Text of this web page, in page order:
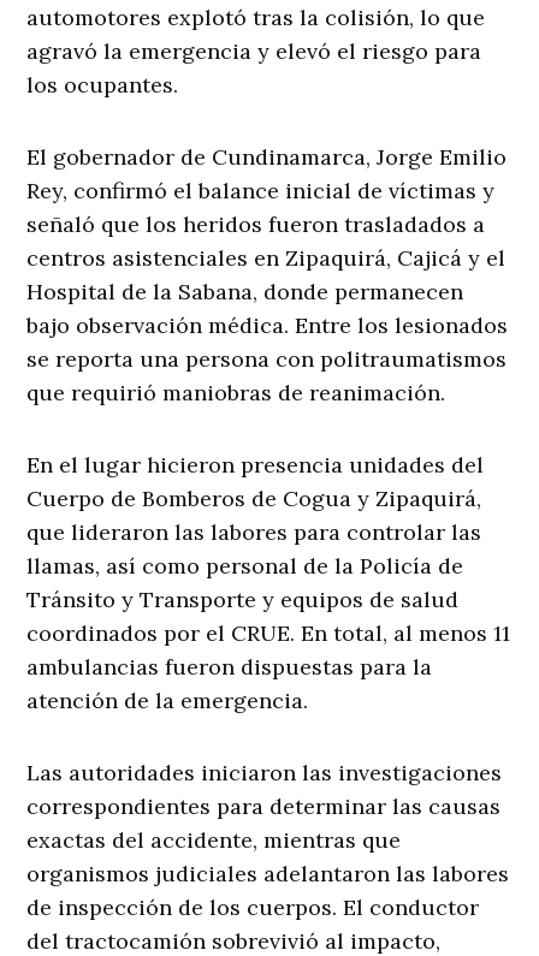
automotores explotó tras la colisión, lo que
agravó la emergencia y elevó el riesgo para
los ocupantes.
El gobernador de Cundinamarca, Jorge Emilio
Rey, confirmó el balance inicial de víctimas y
señaló que los heridos fueron trasladados a
centros asistenciales en Zipaquirá, Cajicá y el
Hospital de la Sabana, donde permanecen
bajo observación médica. Entre los lesionados
se reporta una persona con politraumatismos
que requirió maniobras de reanimación.
En el lugar hicieron presencia unidades del
Cuerpo de Bomberos de Cogua y Zipaquirá,
que lideraron las labores para controlar las
llamas, así como personal de la Policía de
Tránsito y Transporte y equipos de salud
coordinados por el CRUE. En total, al menos 11
ambulancias fueron dispuestas para la
atención de la emergencia.
Las autoridades iniciaron las investigaciones
correspondientes para determinar las causas
exactas del accidente, mientras que
organismos judiciales adelantaron las labores
de inspección de los cuerpos. El conductor
del tractocamión sobrevivió al impacto,